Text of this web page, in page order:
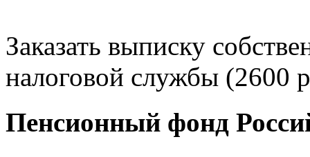
Заказать выписку
налоговой службы (2600
Пенсионный фонд